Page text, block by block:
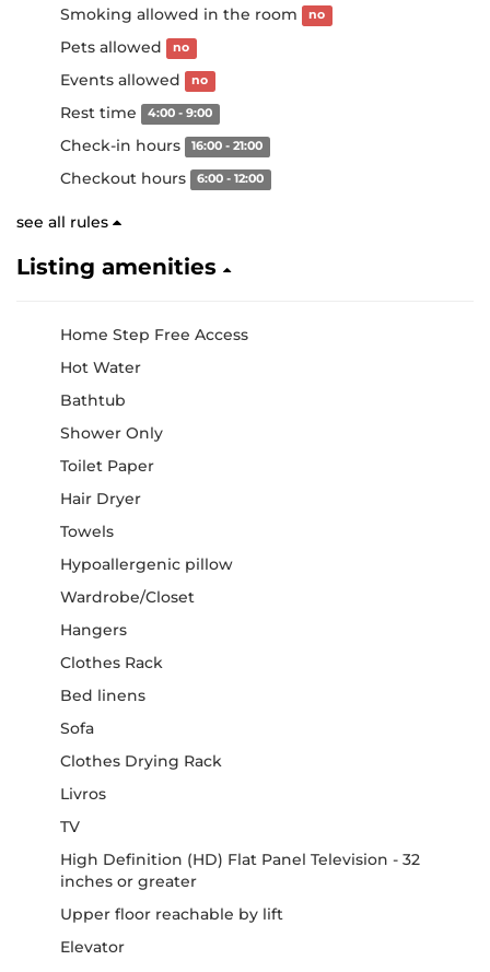
Smoking allowed in the room no
Pets allowed no
Events allowed no
Rest time 4:00 - 9:00
Check-in hours 16:00 - 21:00
Checkout hours 6:00 - 12:00
see all rules
Listing amenities
Home Step Free Access
Hot Water
Bathtub
Shower Only
Toilet Paper
Hair Dryer
Towels
Hypoallergenic pillow
Wardrobe/Closet
Hangers
Clothes Rack
Bed linens
Sofa
Clothes Drying Rack
Livros
TV
High Definition (HD) Flat Panel Television - 32
inches or greater
Upper floor reachable by lift
Elevator